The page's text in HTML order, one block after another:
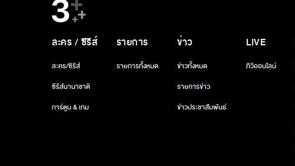
ละคร / ซีรีส์
ละคร/ซีรีส์
ซีรีส์นานาชาติ
การ์ตูน & เกม
รายการ
รายการทั้งหมด
ข่าว
ข่าวทั้งหมด
รายการข่าว
ข่าวประชาสัมพันธ์
LIVE
ทีวีออนไลน์